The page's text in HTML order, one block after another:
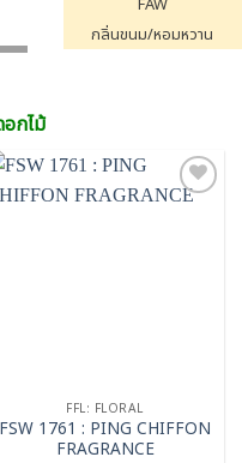
กไม้
FFL: FLORAL
FSW 1761 : PING CHIFFON
FRAGRANCE